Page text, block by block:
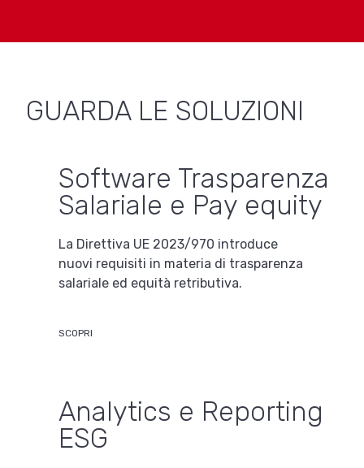
GUARDA LE SOLUZIONI
Software Trasparenza
Salariale e Pay equity
La Direttiva UE 2023/970 introduce
nuovi requisiti in materia di trasparenza
salariale ed equità retributiva.
SCOPRI
Analytics e Reporting
ESG